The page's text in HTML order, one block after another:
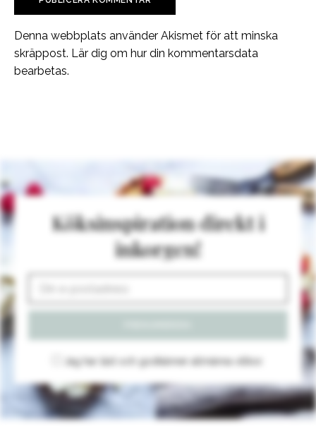
Denna webbplats använder Akismet för att minska
skräppost. Lär dig om hur din kommentarsdata
bearbetas.
Köksinspiration direkt i
inkorgen!
Jag har läst och godkänner allmänna villkor